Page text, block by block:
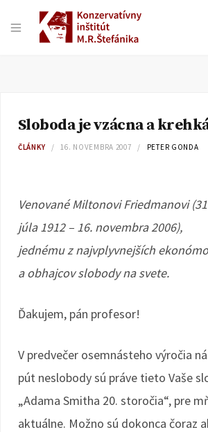
Sloboda je vzácna a
ČLÁNKY 16. NOVEMBRA 2007 PETER GONDA
Venované Miltonovi Friedmanovi
júla 1912 – 16. novembra 2006),
jednému z najvplyvnejších
a obhajcov slobody na svete.
Ďakujem, pán profesor!
V predvečer osemnásteho výročia
pút neslobody sú práve tieto Vaše
„Adama Smitha 20. storočia“, pre
aktuálne. Možno sú dokonca čoraz